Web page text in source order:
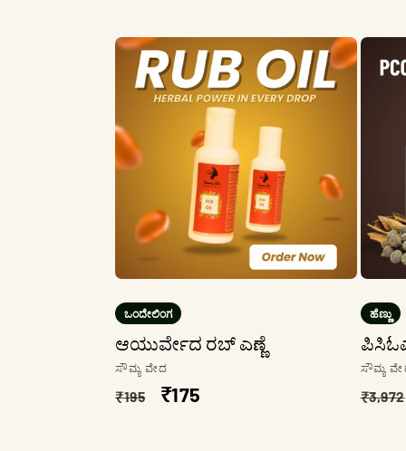
ಒಂದೇಲಿಂಗ
ಆಯುರ್ವೇದ ರಬ್ ಎಣ್ಣೆ
ಮಾರಾಟಗಾರ:
ಸೌಮ್ಯ ವೇದ
ನಿಯಮಿತ
₹195
ಮಾರಾಟ
₹175
ಹೆಣ್ಣು
ಸೌಮ್ಯ
₹3,972